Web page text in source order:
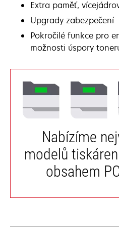
Extra paměť,
Upgrady zabezpečení
Pokročilé funkce pro
možnosti úspory
Nabízíme
modelů
obsahem